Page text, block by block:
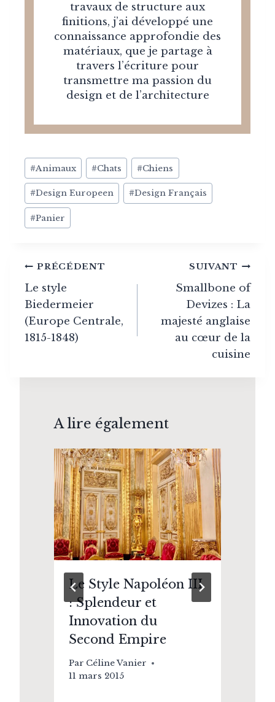
travaux de structure aux
finitions, j’ai développé une
connaissance approfondie des
matériaux, que je partage à
travers l’écriture pour
transmettre ma passion du
design et de l’architecture
Post
Tags:
#Animaux #Chats #Chiens
#Design Europeen #Design Français
#Panier
Navigation
de
l’article
PRÉCÉDENT
Le style
Biedermeier
(Europe Centrale,
1815-1848)
SUIVANT
Smallbone of
Devizes : La
majesté anglaise
au cœur de la
cuisine
A lire également
Le Style Napoléon III
: Splendeur et
Innovation du
Second Empire
Par Céline Vanier
11 mars 2015